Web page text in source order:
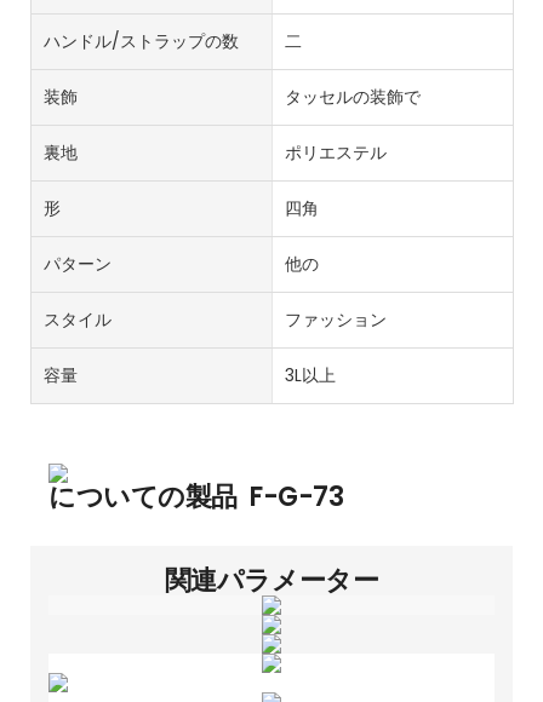
ハンドル/ストラップの数 二
装飾 タッセルの装飾で
裏地 ポリエステル
形 四角
パターン 他の
スタイル ファッション
容量 3L以上
についての製品 F-G-73
関連パラメーター